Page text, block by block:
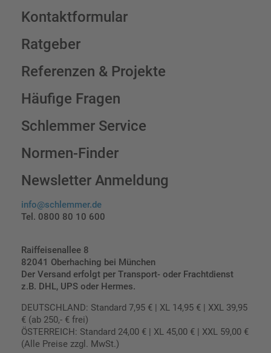
Kontaktformular
Ratgeber
Referenzen & Projekte
Häufige Fragen
Schlemmer Service
Normen-Finder
Newsletter Anmeldung
info@schlemmer.de
Tel. 0800 80 10 600
Raiffeisenallee 8
82041 Oberhaching bei München
Der Versand erfolgt per Transport- oder Frachtdienst
z.B. DHL, UPS oder Hermes.
DEUTSCHLAND: Standard 7,95 € | XL 14,95 € | XXL 39,95
€ (ab 250,- € frei)
ÖSTERREICH: Standard 24,00 € | XL 45,00 € | XXL 59,00 €
(Alle Preise zzgl. MwSt.)